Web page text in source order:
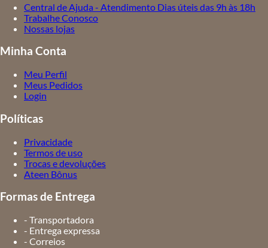
Central de Ajuda - Atendimento Dias úteis das 9h às 18h
Trabalhe Conosco
Nossas lojas
Minha Conta
Meu Perfil
Meus Pedidos
Login
Políticas
Privacidade
Termos de uso
Trocas e devoluções
Ateen Bônus
Formas de Entrega
- Transportadora
- Entrega expressa
- Correios